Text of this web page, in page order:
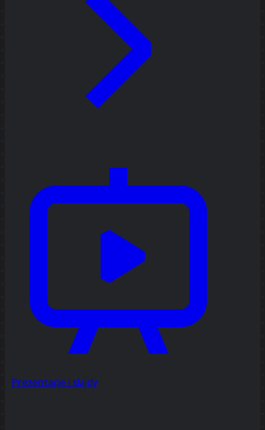
Prezentacje i slajdy